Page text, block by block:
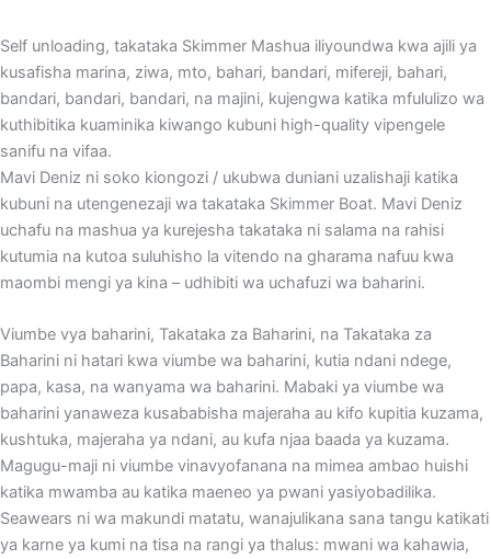
Self unloading, takataka Skimmer Mashua iliyoundwa kwa ajili ya
kusafisha marina, ziwa, mto, bahari, bandari, mifereji, bahari,
bandari, bandari, bandari, na majini, kujengwa katika mfululizo wa
kuthibitika kuaminika kiwango kubuni high-quality vipengele
sanifu na vifaa.
Mavi Deniz ni soko kiongozi / ukubwa duniani uzalishaji katika
kubuni na utengenezaji wa takataka Skimmer Boat. Mavi Deniz
uchafu na mashua ya kurejesha takataka ni salama na rahisi
kutumia na kutoa suluhisho la vitendo na gharama nafuu kwa
maombi mengi ya kina – udhibiti wa uchafuzi wa baharini.
Viumbe vya baharini, Takataka za Baharini, na Takataka za
Baharini ni hatari kwa viumbe wa baharini, kutia ndani ndege,
papa, kasa, na wanyama wa baharini. Mabaki ya viumbe wa
baharini yanaweza kusababisha majeraha au kifo kupitia kuzama,
kushtuka, majeraha ya ndani, au kufa njaa baada ya kuzama.
Magugu-maji ni viumbe vinavyofanana na mimea ambao huishi
katika mwamba au katika maeneo ya pwani yasiyobadilika.
Seawears ni wa makundi matatu, wanajulikana sana tangu katikati
ya karne ya kumi na tisa na rangi ya thalus: mwani wa kahawia,